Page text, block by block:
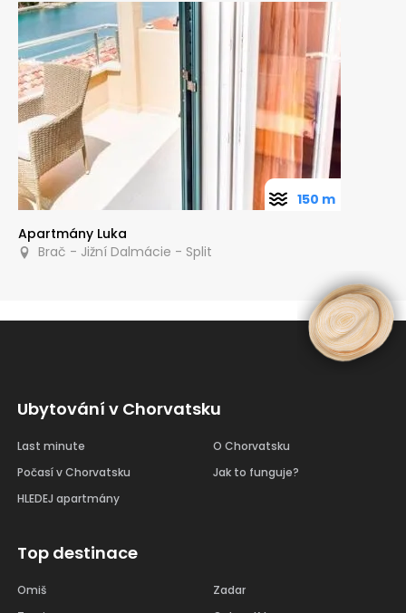
Apartmány Luka
Brač - Jižní Dalmácie - Split
150 m
Ubytování v Chorvatsku
Last minute
Počasí v Chorvatsku
HLEDEJ apartmány
O Chorvatsku
Jak to funguje?
Top destinace
Omiš
Zadar